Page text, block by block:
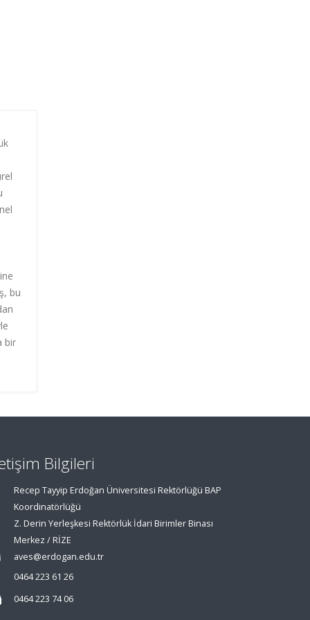
bu
bir
Bilgileri
Recep Tayyip Erdoğan Üniversitesi Rektörlüğü BAP
Koordinatörlüğü
Z. Derin Yerleşkesi Rektörlük İdari Birimler Binası
Merkez / RİZE
aves@erdogan.edu.tr
0464 223 61 26
0464 223 74 06